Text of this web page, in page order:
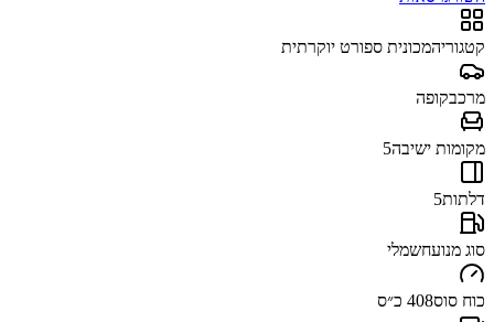
קטגוריהמכונית ספורט יוקרתית
מרכבקופה
מקומות ישיבה5
דלתות5
סוג מנועחשמלי
כוח סוס408 כ״ס